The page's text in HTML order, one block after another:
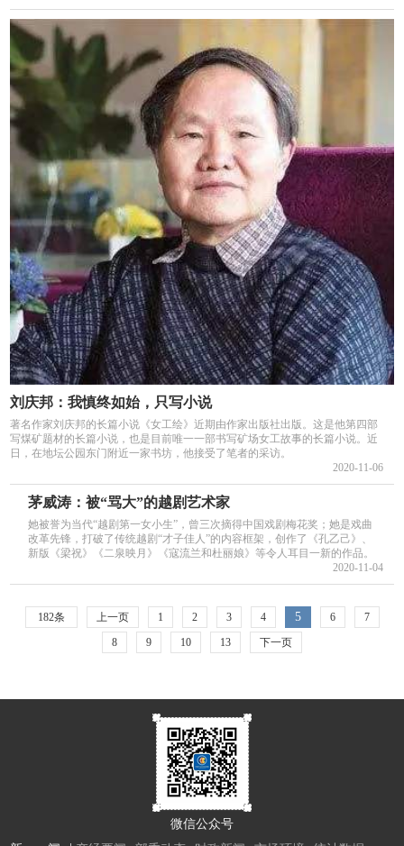
刘庆邦：我慎终如始，只写小说
著名作家刘庆邦的长篇小说《女工绘》近期由作家出版社出版。这是他第四部
写煤矿题材的长篇小说，也是目前唯一一部书写矿场女工故事的长篇小说。近
日，在地坛公园东门附近一家书坊，他接受了笔者的采访。
2020-11-06
茅威涛：被“骂大”的越剧艺术家
她被誉为当代“越剧第一女小生”，曾三次摘得中国戏剧梅花奖；她是戏曲
改革先锋，打破了传统越剧“才子佳人”的内容框架，创作了《孔乙己》、
新版《梁祝》《二泉映月》《寇流兰和杜丽娘》等令人耳目一新的作品。
2020-11-04
182条 上一页 1 2 3 4 5 6
7
8
9 10 13 下一页
微信公众号